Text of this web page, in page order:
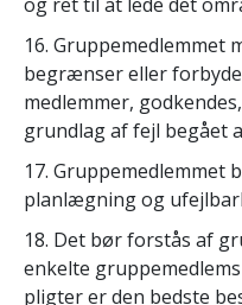
16. Gruppemedlemmet
begrænser eller
medlemmer,
grundlag af fejl begået
17. Gruppemedlemmet
planlægning og
18. Det bør forstås af
enkelte
pligter er den bedste